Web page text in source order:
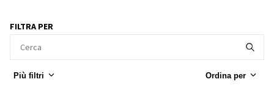
FILTRA PER
Più filtri Ordina per